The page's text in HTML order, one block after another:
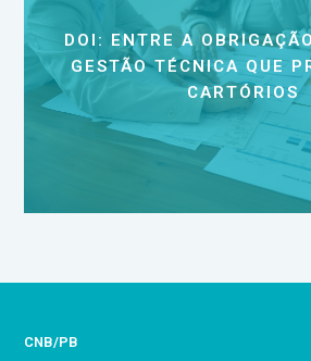
DOI: ENTRE A
GESTÃO TÉCNICA QUE
CARTÓRIOS
CNB/PB